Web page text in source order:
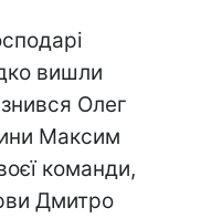
вишли
Олег
Максим
команди,
Дмитро